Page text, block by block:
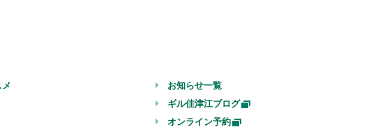
お知らせ一覧
ギル佳津江ブログ
オンライン予約